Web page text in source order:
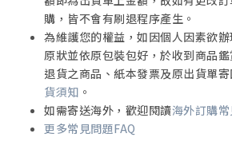
2 耶路撒冷被毀的預兆（二十一
3 人子降臨的預兆（二十一25-28
4 無花果樹的比喻（二十一29-
5 勸告門徒警醒（二十一34-38
三 耶穌的受難（二十二1-二十三56
1 猶大出賣主的安排（二十二1-6
2 最後晚餐（二十二7-38）
a 晚餐的預備（二十二7-13）
購，皆不會有刷退程序產生。
為維護您的權益，如因個人因素欲
原狀並依原包裝包好，於收到商品
退貨之商品、紙本發票及原出貨單
貨須知 。
如需寄送海外，歡迎閱讀海外訂購
更多常見問題FAQ